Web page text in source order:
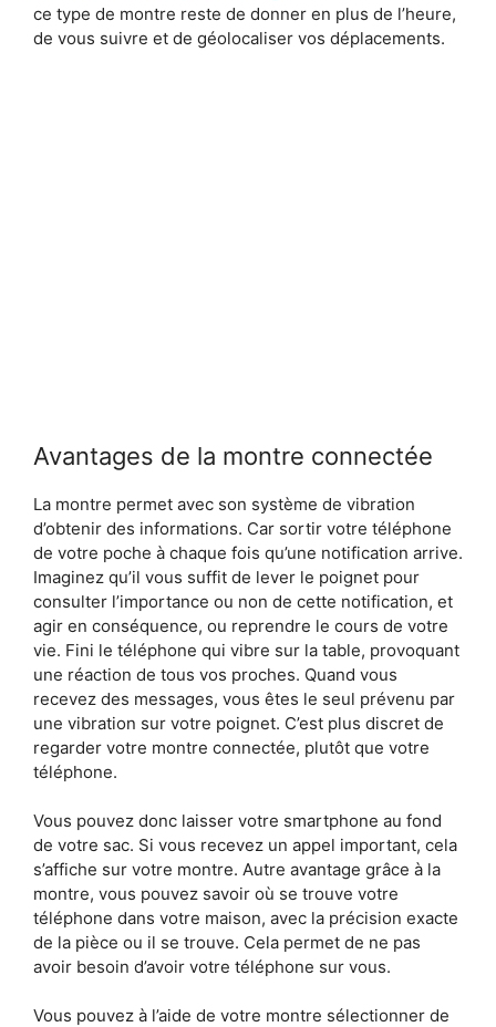
ce type de montre reste de donner en plus de l’heure,
de vous suivre et de géolocaliser vos déplacements.
Avantages de la montre connectée
La montre permet avec son système de vibration
d’obtenir des informations. Car sortir votre téléphone
de votre poche à chaque fois qu’une notification arrive.
Imaginez qu’il vous suffit de lever le poignet pour
consulter l’importance ou non de cette notification, et
agir en conséquence, ou reprendre le cours de votre
vie. Fini le téléphone qui vibre sur la table, provoquant
une réaction de tous vos proches. Quand vous
recevez des messages, vous êtes le seul prévenu par
une vibration sur votre poignet. C’est plus discret de
regarder votre montre connectée, plutôt que votre
téléphone.
Vous pouvez donc laisser votre smartphone au fond
de votre sac. Si vous recevez un appel important, cela
s’affiche sur votre montre. Autre avantage grâce à la
montre, vous pouvez savoir où se trouve votre
téléphone dans votre maison, avec la précision exacte
de la pièce ou il se trouve. Cela permet de ne pas
avoir besoin d’avoir votre téléphone sur vous.
Vous pouvez à l’aide de votre montre sélectionner de